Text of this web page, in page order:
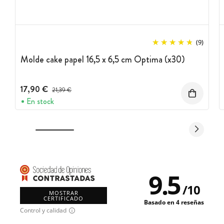
(9)
Molde cake papel 16,5 x 6,5 cm Optima (x30)
17,90 € Precio antes del descuento
21,39 €
En stock
MOSTRAR
CERTIFICADO
Control y calidad
9.5/10
Basado en 4 reseñas